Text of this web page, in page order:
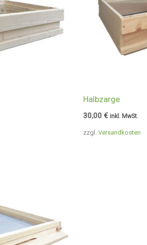
zzgl.Versandkosten
Halbzarge
30,00€ inkl. MwSt.